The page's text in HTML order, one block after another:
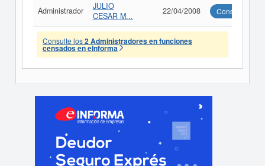
Administrador
JULIO
CESAR M...
22/04/2008 Consultar
Consulte los2 Administradores en funciones
censados en eInforma